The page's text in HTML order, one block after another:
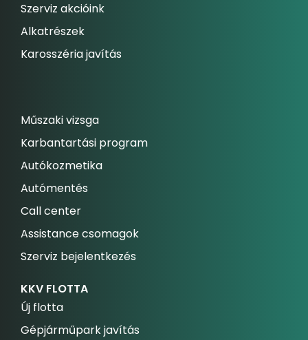
Szerviz akcióink
Alkatrészek
Karosszéria javítás
Műszaki vizsga
Karbantartási program
Autókozmetika
Autómentés
Call center
Assistance csomagok
Szerviz bejelentkezés
KKV FLOTTA
Új flotta
Gépjárműpark javítás